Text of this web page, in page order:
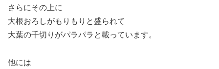
さらにその上に
大根おろしがもりもりと盛られて
大葉の千切りがパラパラと載っています。
他には